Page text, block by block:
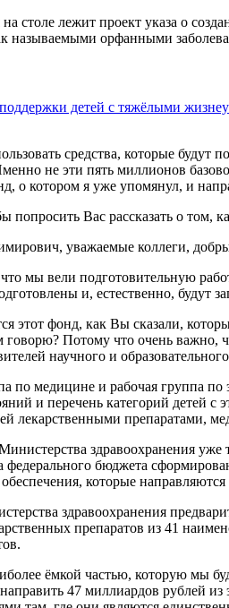
на столе лежит проект указа о
называемыми орфанными
детей с тяжёлыми
средства, которые
не эти пять миллионов
о котором я уже упомянул, и
попросить Вас рассказать о том,
уважаемые коллеги,
мы вели подготовительную
и, естественно, будут
этот фонд, как Вы сказали,
говорю? Потому что очень
научного и
по медицине и рабочая группа
и перечень категорий детей
лекарственными препаратами,
здравоохранения уже
федерального бюджета
которые
здравоохранения
препаратов из 41
ёмкой частью, которую мы
47 миллиардов рублей